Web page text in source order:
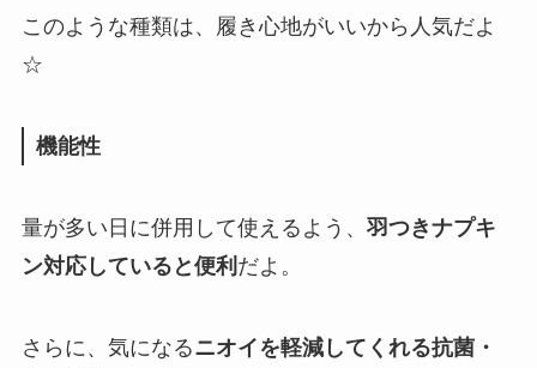
このような種類は、履き心地がいいから人気だよ
☆
機能性
量が多い日に併用して使えるよう、 羽つきナプキ
ン対応していると便利 だよ。
さらに、気になるニオイを軽減してくれる抗菌・